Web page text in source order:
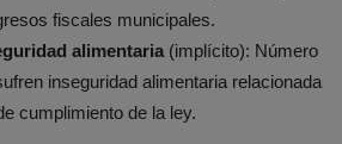
fiscales municipales.
alimentaria (implícito): Número
inseguridad alimentaria relacionada
cumplimiento de la ley.